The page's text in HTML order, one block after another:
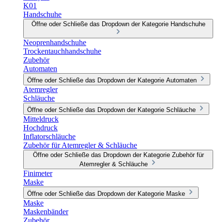
K01
Handschuhe
Öffne oder Schließe das Dropdown der Kategorie Handschuhe
Neoprenhandschuhe
Trockentauchhandschuhe
Zubehör
Automaten
Öffne oder Schließe das Dropdown der Kategorie Automaten
Atemregler
Schläuche
Öffne oder Schließe das Dropdown der Kategorie Schläuche
Mitteldruck
Hochdruck
Inflatorschläuche
Zubehör für Atemregler & Schläuche
Öffne oder Schließe das Dropdown der Kategorie Zubehör für
Atemregler & Schläuche
Finimeter
Maske
Öffne oder Schließe das Dropdown der Kategorie Maske
Maske
Maskenbänder
Zubehör